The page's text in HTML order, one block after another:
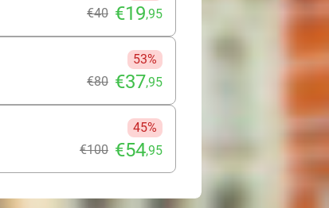
€40 €19,95
53%
€80 €37,95
45%
€100 €54,95